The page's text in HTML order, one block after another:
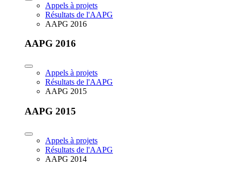
Appels à projets
Résultats de l'AAPG
AAPG 2016
AAPG 2016
Appels à projets
Résultats de l'AAPG
AAPG 2015
AAPG 2015
Appels à projets
Résultats de l'AAPG
AAPG 2014